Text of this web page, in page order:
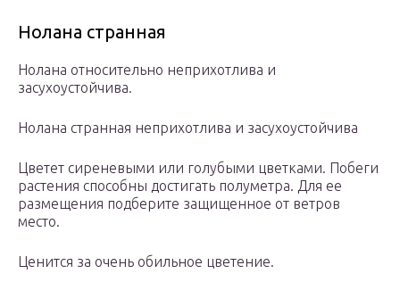
Нолана странная
Нолана относительно неприхотлива и
засухоустойчива.
Нолана странная неприхотлива и засухоустойчива
Цветет сиреневыми или голубыми цветками. Побеги
растения способны достигать полуметра. Для ее
размещения подберите защищенное от ветров
место.
Ценится за очень обильное цветение.